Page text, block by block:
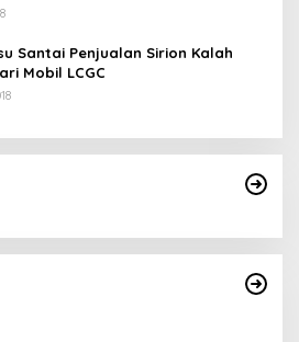
Santai Penjualan Sirion Kalah
Mobil LCGC